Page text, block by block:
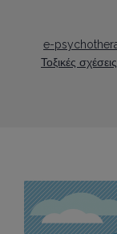
e-
Τοξικές σχέσεις